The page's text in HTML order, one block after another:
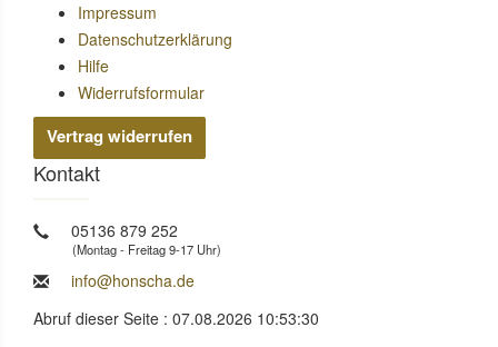
Impressum
Datenschutzerklärung
Hilfe
Widerrufsformular
Vertrag widerrufen
Kontakt
05136 879 252
(Montag - Freitag 9-17 Uhr)
info@honscha.de
Abruf dieser Seite : 07.08.2026 10:53:30